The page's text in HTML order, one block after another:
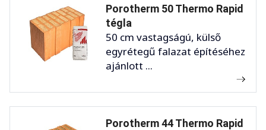
Porotherm 50 Thermo Rapid
tégla
50 cm vastagságú, külső
egyrétegű falazat építéséhez
ajánlott ...
Porotherm 44 Thermo Rapid